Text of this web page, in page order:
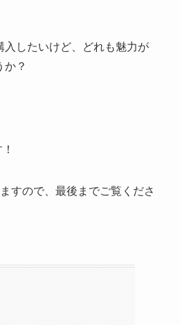
入したいけど、どれも魅力が
？
すので、最後までご覧くださ